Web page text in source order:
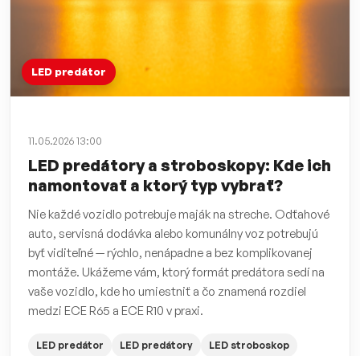
LED predátor
11.05.2026 13:00
LED predátory a stroboskopy: Kde ich
namontovať a ktorý typ vybrať?
Nie každé vozidlo potrebuje maják na streche. Odťahové
auto, servisná dodávka alebo komunálny voz potrebujú
byť viditeľné — rýchlo, nenápadne a bez komplikovanej
montáže. Ukážeme vám, ktorý formát predátora sedí na
vaše vozidlo, kde ho umiestniť a čo znamená rozdiel
medzi ECE R65 a ECE R10 v praxi.
LED predátor LED predátory
LED stroboskop